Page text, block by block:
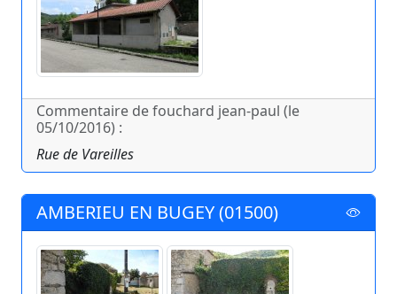
Commentaire de fouchard jean-paul (le
05/10/2016) :
Rue de Vareilles
AMBERIEU EN BUGEY (01500)